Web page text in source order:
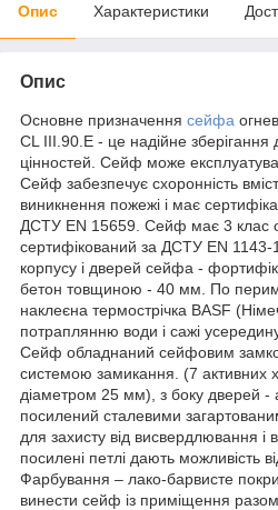
Опис Характеристики
Опис
Основне призначення сейфа
CL III.90.E - це надійне зберігання
цінностей. Сейф може
Сейф забезпечує схоронність
виникнення пожежі і має
ДСТУ EN 15659. Сейф має 3 клас
сертифікований за ДСТУ ЕN
корпусу і дверей сейфа -
бетон товщиною - 40 мм. По
наклеєна термострічка BASF
потраплянню води і сажі
Сейф обладнаний сейфовим
системою замикання. (7 активних
діаметром 25 мм), з боку дверей -
посилений сталевими
для захисту від висвердлювання і
посилені петлі дають можливість
Фарбування – лако-барвисте
винести сейф із приміщення